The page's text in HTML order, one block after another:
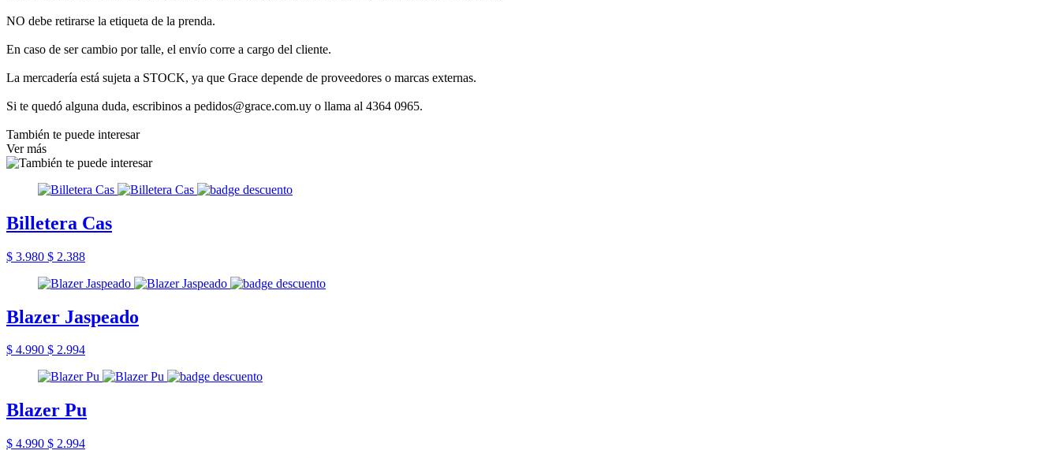
NO debe retirarse la etiqueta de la prenda.
En caso de ser cambio por talle, el envío corre a cargo del cliente.
La mercadería está sujeta a STOCK, ya que Grace depende de proveedores o marcas externas.
Si te quedó alguna duda, escribinos a pedidos@grace.com.uy o llama al 4364 0965.
También te puede interesar
Ver más
Billetera Cas
$ 3.980 $ 2.388
Blazer Jaspeado
$ 4.990 $ 2.994
Blazer Pu
$ 4.990 $ 2.994